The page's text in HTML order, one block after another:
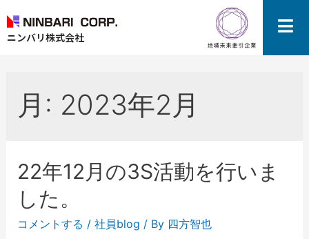
ニンバリ株式会社
月: 2023年2月
22年12月の3S活動を行いま
した。
コメントする / 社員blog / By 四方智也